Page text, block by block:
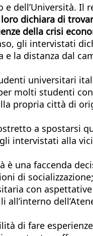
dell’Università.
dichiara di
della crisi
gli intervistati
e la distanza dal
universitari
molti studenti
propria città di
a spostarsi
intervistati alla
è una faccenda
di
con
di fare